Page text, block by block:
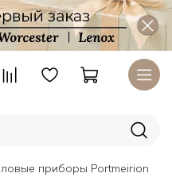
приборы Portmeirion